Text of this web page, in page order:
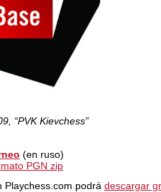
“PVK Kievchess”
(en ruso)
PGN zip
Playchess.com podrá descargar